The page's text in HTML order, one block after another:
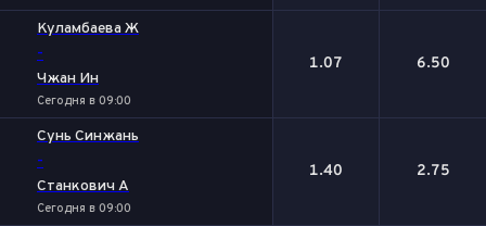
Куламбаева Ж
-
Чжан Ин
Сегодня в 09:00
1.07 6.50
Сунь Синжань
-
Станкович А
Сегодня в 09:00
1.40 2.75